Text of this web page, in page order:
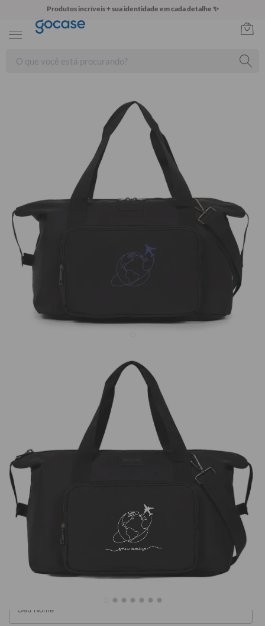
Produtos incríveis + sua identidade em cada detalhe ✨
(SEU NOME)
Bolsa Moove - World Tour
19% OFF
3x de R$73,30 sem juros
Bolsa Moove a partir de R$199,90!
R$219,90
Off White
R$219,90 R$219,90